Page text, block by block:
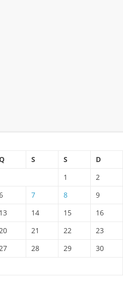
S S
D
1
2
7 8
9
13 14 15
16
21 22
23
28 29
30